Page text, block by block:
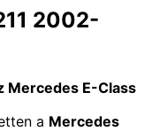
2002-
Mercedes E-Class
a Mercedes